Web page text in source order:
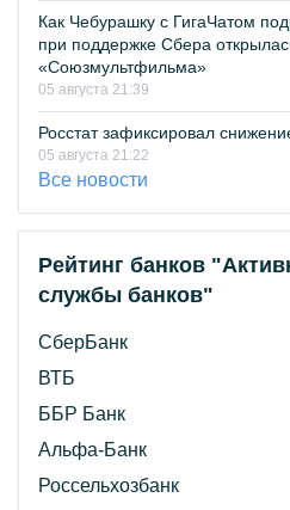
Как Чебурашку с ГигаЧатом
при поддержке Сбера
«Союзмультфильма»
05 августа 21:39
Росстат зафиксировал
05 августа 21:22
Все новости
Рейтинг банков
службы банков"
СберБанк
ВТБ
ББР Банк
Альфа-Банк
Россельхозбанк